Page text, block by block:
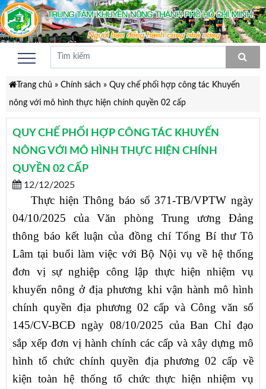
Trang chủ » Chính sách » Quy chế phối hợp công tác Khuyến
nông với mô hình thực hiện chính quyền 02 cấp
QUY CHẾ PHỐI HỢP CÔNG TÁC KHUYẾN
NÔNG VỚI MÔ HÌNH THỰC HIỆN CHÍNH
QUYỀN 02 CẤP
12/12/2025
Thực hiện Thông báo số 371-TB/VPTW ngày
04/10/2025 của Văn phòng Trung ương Đảng
thông báo kết luận của đồng chí Tổng Bí thư Tô
Lâm tại buổi làm việc với Bộ Nội vụ về hệ thống
đơn vị sự nghiệp công lập thực hiện nhiệm vụ
khuyến nông ở địa phương khi vận hành mô hình
chính quyền địa phương 02 cấp và Công văn số
145/CV-BCĐ ngày 08/10/2025 của Ban Chỉ đạo
sắp xếp đơn vị hành chính các cấp và xây dựng mô
hình tổ chức chính quyền địa phương 02 cấp về
kiện toàn hệ thống tổ chức thực hiện nhiệm vụ